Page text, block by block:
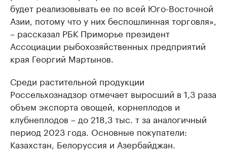
будет реализовывать ее по всей Юго-Восточной
Азии, потому что у них беспошлинная торговля»,
– рассказал РБК Приморье президент
Ассоциации рыбохозяйственных предприятий
края Георгий Мартынов.
Среди растительной продукции
Россельхознадзор отмечает выросший в 1,3 раза
объем экспорта овощей, корнеплодов и
клубнеплодов – до 218,3 тыс. т за аналогичный
период 2023 года. Основные покупатели:
Казахстан, Белоруссия и Азербайджан.